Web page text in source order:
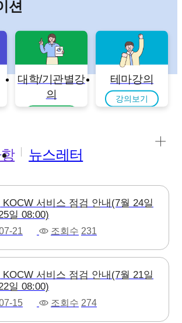
션
대학/기관별강
의
테마강의
강의보기
뉴스레터
서비스 점검 안내(7월 24일
일 08:00)
21 조회수 231
서비스 점검 안내(7월 21일
일 08:00)
15 조회수 274